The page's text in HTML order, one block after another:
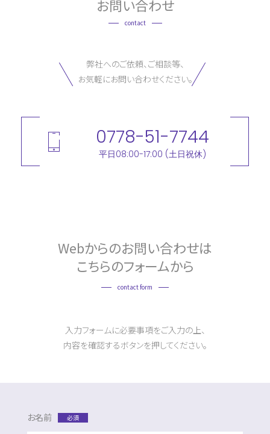
お問い合わせ
contact
弊社へのご依頼、ご相談等、
お気軽にお問い合わせください。
0778-51-7744
平日08:00-17:00 (土日祝休)
Webからのお問い合わせは
こちらのフォームから
contact form
入力フォームに必要事項をご入力の上、
内容を確認するボタンを押してください。
お名前 必須